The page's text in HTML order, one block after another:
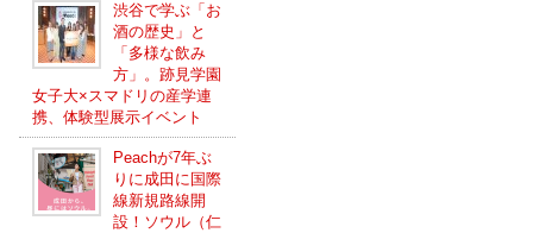
渋谷で学ぶ「お
酒の歴史」と
「多様な飲み
方」。跡見学園
女子大×スマドリの産学連
携、体験型展示イベント
Peachが7年ぶ
りに成田に国際
線新規路線開
設！ソウル（仁